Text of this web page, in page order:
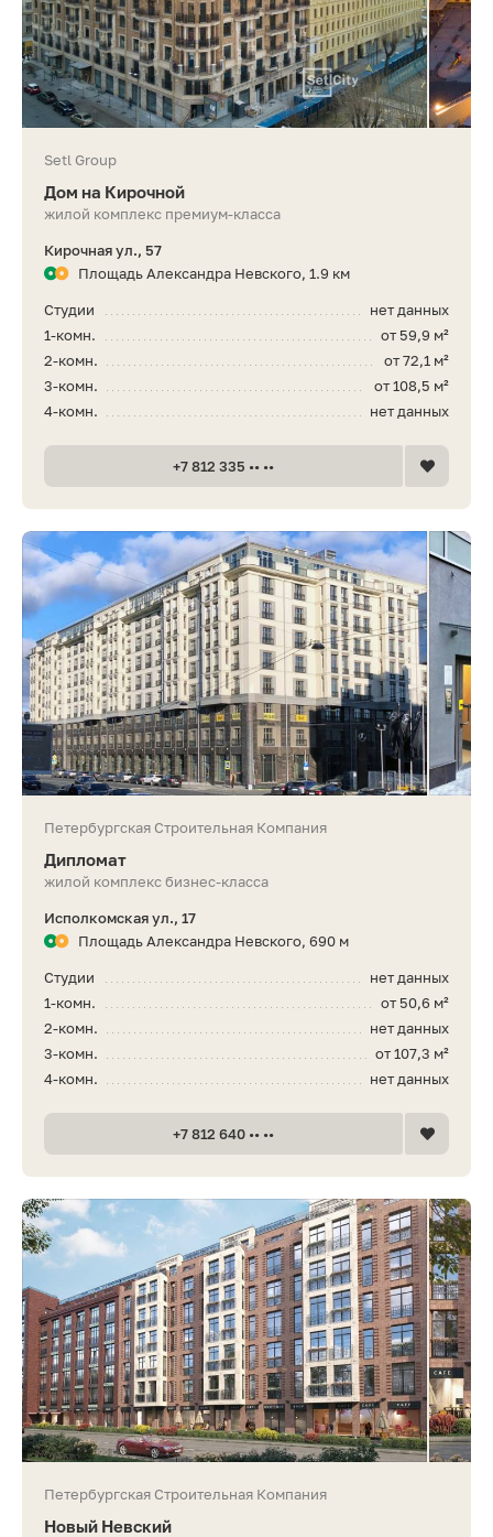
Setl Group
Дом на Кирочной
жилой комплекс премиум-класса
Кирочная ул., 57
Площадь Александра Невского, 1.9 км
нет данных
Студии
от 59,9 м²
1-комн.
от 72,1 м²
2-комн.
от 108,5 м²
3-комн.
нет данных
4-комн.
+7 812 335 •• ••
Петербургская Строительная Компания
Дипломат
жилой комплекс бизнес-класса
Исполкомская ул., 17
Площадь Александра Невского, 690 м
нет данных
Студии
от 50,6 м²
1-комн.
нет данных
2-комн.
от 107,3 м²
3-комн.
нет данных
4-комн.
+7 812 640 •• ••
Петербургская Строительная Компания
Новый Невский